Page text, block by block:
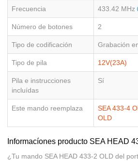
Frecuencia 433.42 MHz
Número de botones 2
Tipo de codificación Grabación
Tipo de pila 12V(23A)
Pila e instrucciones
incluídas
Sí
Este mando reemplaza SEA 433-4
OLD
Informacíones producto SEA HEAD
¿Tu mando SEA HEAD 433-2 OLD del